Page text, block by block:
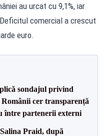
au urcat cu 9,1%, iar
comercial a crescut
euro.
sondajul privind
cer transparență
între partenerii externi
Praid, după